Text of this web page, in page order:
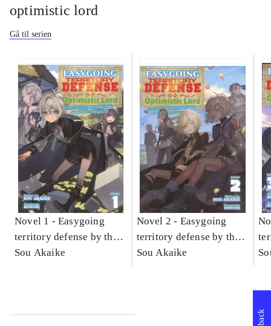
optimistic lord
Gå til serien
Novel 1 - Easygoing
territory defense by the
optimistic lord :
Novel 1
Sou Akaike
Novel 2 - Easygoing
territory defense by the
optimistic lord :
Sou Akaike